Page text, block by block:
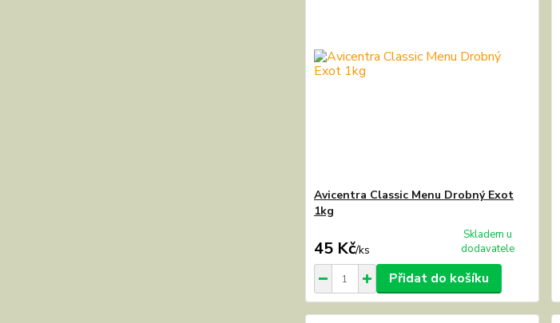
Avicentra Classic Menu Drobný Exot
1kg
45 Kč/ks
Skladem u
dodavatele
Přidat do košíku